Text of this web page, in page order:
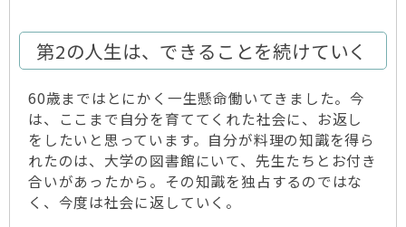
第2の人生は、できることを続けていく
60歳まではとにかく一生懸命働いてきました。今
は、ここまで自分を育ててくれた社会に、お返し
をしたいと思っています。自分が料理の知識を得ら
れたのは、大学の図書館にいて、先生たちとお付き
合いがあったから。その知識を独占するのではな
く、今度は社会に返していく。